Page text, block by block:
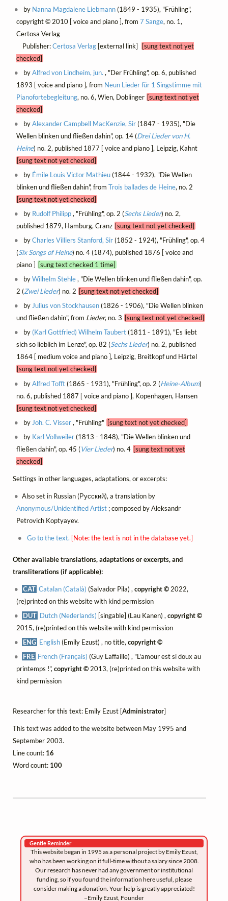
by Nanna Magdalene Liebmann(1849 - 1935), "Frühling",
copyright © 2010 [ voice and piano ], from 7 Sange, no. 1,
Certosa Verlag
Publisher:Certosa Verlag[external link]
[sung text not yet
checked]
byAlfred von Lindheim, jun. , "Der Frühling", op. 6, published
1893 [ voice and piano ], from Neun Lieder für 1 Singstimme mit
Pianofortebegleitung, no. 6, Wien, Doblinger [sung text not yet
checked]
byAlexander Campbell MacKenzie, Sir(1847 - 1935), "Die
Wellen blinken und fließen dahin", op. 14 (Drei Lieder von H.
Heine) no. 2, published 1877 [ voice and piano ], Leipzig, Kahnt
[sung text not yet checked]
by Émile Louis Victor Mathieu(1844 - 1932), "Die Wellen
blinken und fließen dahin", from Trois ballades de Heine, no. 2
[sung text not yet checked]
by Rudolf Philipp, "Frühling", op. 2 (Sechs Lieder) no. 2,
published 1879, Hamburg, Cranz [sung text not yet checked]
byCharles Villiers Stanford, Sir(1852 - 1924), "Frühling", op. 4
(Six Songs of Heine) no. 4 (1874), published 1876 [ voice and
piano ] [sung text checked 1 time]
byWilhelm Stehle, "Die Wellen blinken und fließen dahin", op.
2 (Zwei Lieder) no. 2 [sung text not yet checked]
byJulius von Stockhausen(1826 - 1906), "Die Wellen blinken
und fließen dahin", from Lieder, no. 3 [sung text not yet checked]
by (Karl Gottfried) Wilhelm Taubert(1811 - 1891), "Es liebt
sich so lieblich im Lenze", op. 82 (Sechs Lieder) no. 2, published
1864 [ medium voice and piano ], Leipzig, Breitkopf und Härtel
[sung text not yet checked]
byAlfred Tofft(1865 - 1931), "Frühling", op. 2 (Heine-Album)
no. 6, published 1887 [ voice and piano ], Kopenhagen, Hansen
[sung text not yet checked]
by Joh. C. Visser, "Frühling"[sung text not yet checked]
by Karl Vollweiler(1813 - 1848), "Die Wellen blinken und
fließen dahin", op. 45 (Vier Lieder) no. 4 [sung text not yet
checked]
Settings in other languages, adaptations, or excerpts:
Also set in Russian (Русский), a translation by
Anonymous/Unidentified Artist; composed by Aleksandr
Petrovich Koptyayev.
Go to the text. [Note: the text is not in the database yet.]
Other available translations, adaptations or excerpts, and
transliterations (if applicable):
CAT Catalan (Català) (Salvador Pila) ,copyright ©2022,
(re)printed on this website with kind permission
DUT Dutch (Nederlands) [singable] (Lau Kanen) ,copyright ©
2015, (re)printed on this website with kind permission
ENG English(Emily Ezust) , no title,copyright ©
FRE French (Français) (Guy Laffaille) , "L'amour est si doux au
printemps !",copyright ©2013, (re)printed on this website with
kind permission
Researcher for this text: Emily Ezust [Administrator]
This text was added to the website between May 1995 and
September 2003.
Line count: 16
Word count: 100
Gentle Reminder
This website began in 1995 as a personal project by Emily Ezust,
who has been working on it full-time without a salary since 2008.
Our research has never had any government or institutional
funding, so if you found the information here useful, please
consider making a donation. Your help is greatly appreciated!
–Emily Ezust, Founder